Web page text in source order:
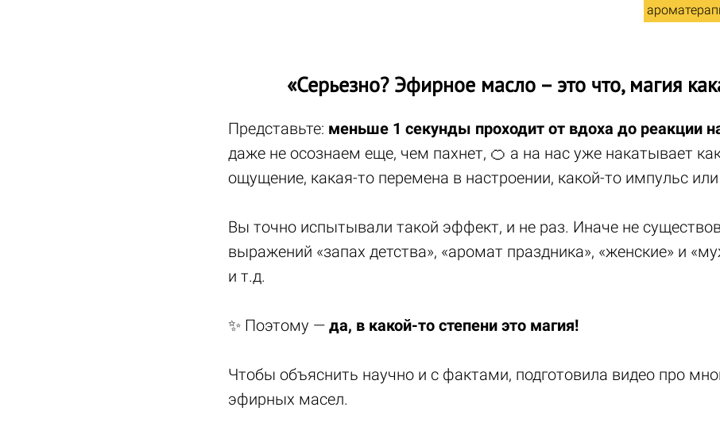
«Серьезно? Эфирное масло – это что, магия
Представьте: меньше 1 секунды проходит от вдоха до реакции
даже не осознаем еще, чем пахнет, 🍊 а на нас уже накатывает
ощущение, какая-то перемена в настроении, какой-то импульс
Вы точно испытывали такой эффект, и не раз. Иначе не
выражений «запах детства», «аромат праздника», «женские» и
и т.д.
✨ Поэтому — да, в какой-то степени это магия!
Чтобы объяснить научно и с фактами, подготовила видео про
эфирных масел.